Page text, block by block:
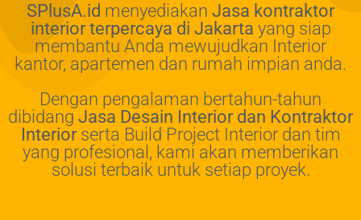
SPlusA.id menyediakan Jasa kontraktor
interior terpercaya di Jakarta yang siap
membantu Anda mewujudkan Interior
kantor, apartemen dan rumah impian anda.
Dengan pengalaman bertahun-tahun
dibidang Jasa Desain Interior dan Kontraktor
Interiorserta Build Project Interior dan tim
yang profesional, kami akan memberikan
solusi terbaik untuk setiap proyek.